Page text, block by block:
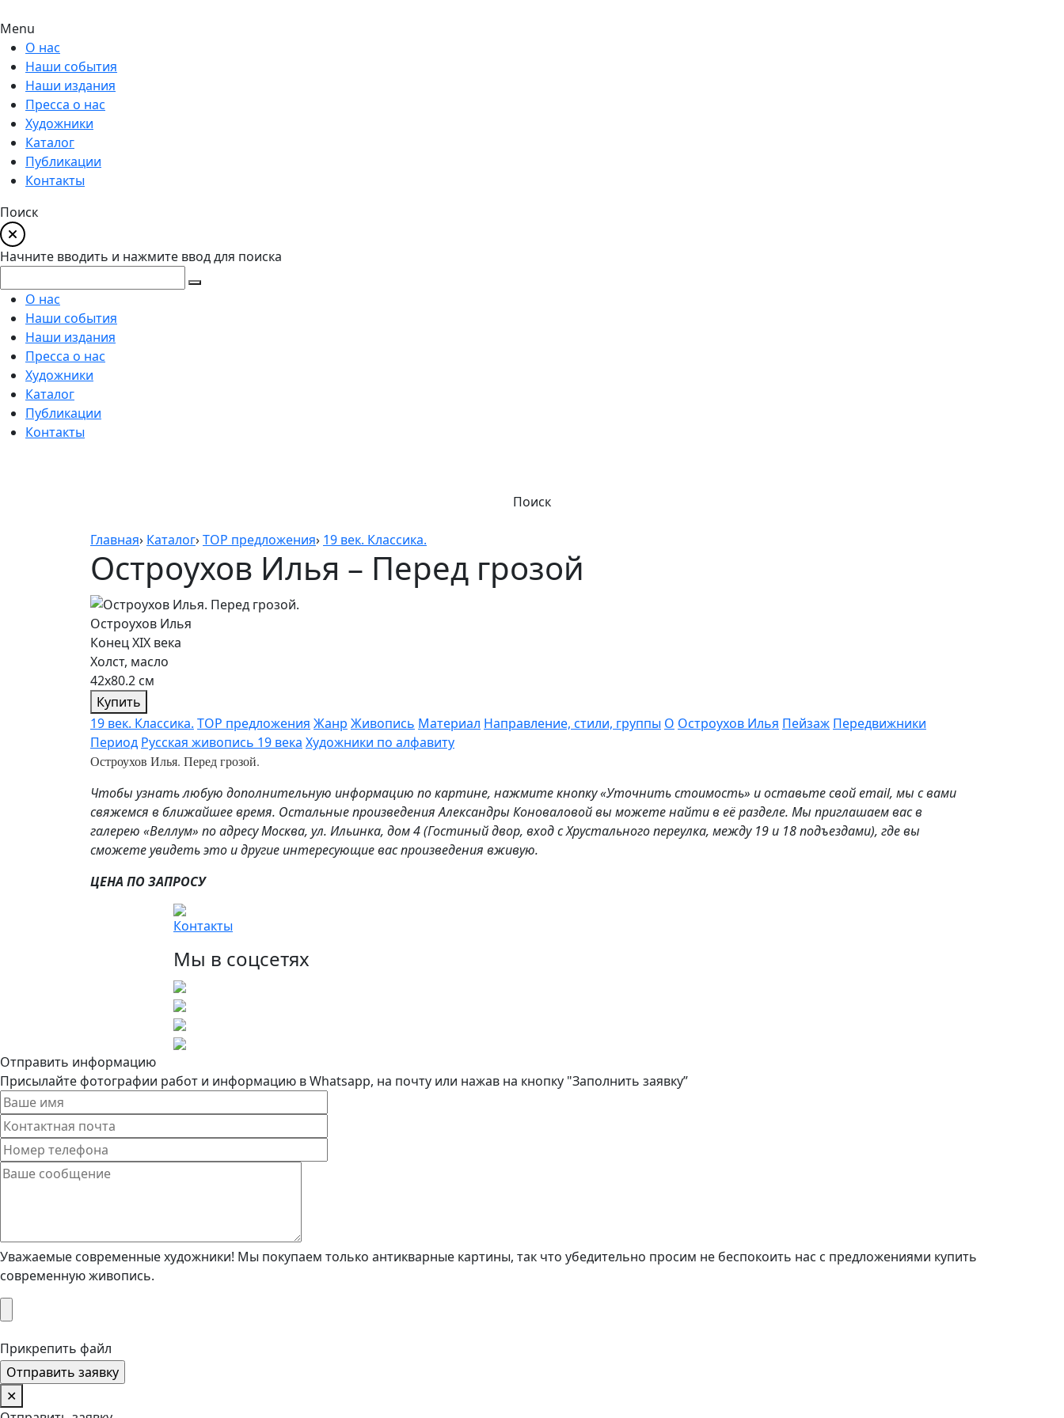
Menu
О нас
Наши события
Наши издания
Пресса о нас
Художники
Каталог
Публикации
Контакты
Поиск
Начните вводить и нажмите ввод для поиска
О нас
Наши события
Наши издания
Пресса о нас
Художники
Каталог
Публикации
Контакты
Поиск
Главная› Каталог›TOP предложения› 19 век. Классика.
Остроухов Илья – Перед грозой
Остроухов Илья
Конец XIX века
Холст, масло
42х80.2 см
Купить
19 век. Классика. TOP предложения Жанр Живопись Материал Направление, стили, группы О Остроухов Илья Пейзаж Передвижники
Период Русская живопись 19 века Художники по алфавиту
Остроухов Илья. Перед грозой.
Чтобы узнать любую дополнительную информацию по картине, нажмите кнопку «Уточнить стоимость» и оставьте свой email, мы с вами
свяжемся в ближайшее время. Остальные произведения Александры Коноваловой вы можете найти в её разделе. Мы приглашаем вас в
галерею «Веллум» по адресу Москва, ул. Ильинка, дом 4 (Гостиный двор, вход с Хрустального переулка, между 19 и 18 подъездами), где вы
сможете увидеть это и другие интересующие вас произведения вживую.
ЦЕНА ПО ЗАПРОСУ
Контакты
Мы в соцсетях
Отправить информацию
Присылайте фотографии работ и информацию в Whatsapp, на почту или нажав на кнопку "Заполнить заявку”
Уважаемые современные художники! Мы покупаем только антикварные картины, так что убедительно просим не беспокоить нас с предложениями купить
современную живопись.
Прикрепить файл
✕